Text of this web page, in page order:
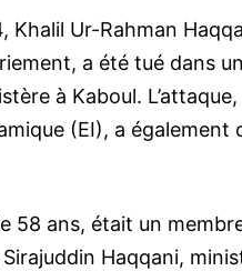
Khalil Ur-Rahman
a été tué dans
à Kaboul.
(EI), a également
58 ans, était un
Haqqani,